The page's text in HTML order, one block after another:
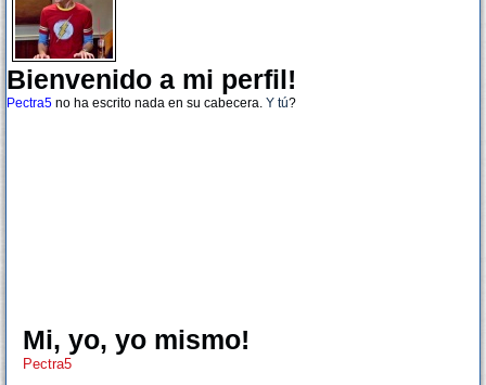
Bienvenido a mi perfil!
Pectra5 no ha escrito nada en su cabecera. Y tú?
Mi, yo, yo mismo!
Pectra5